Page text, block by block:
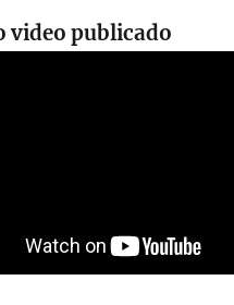
video publicado